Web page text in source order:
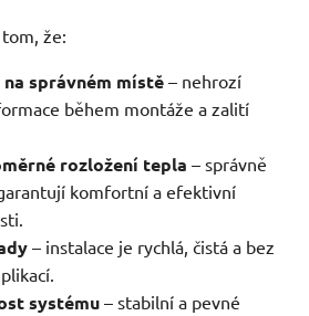
že:
správném místě – nehrozí
během montáže a zalití
rozložení tepla – správně
komfortní a efektivní
– instalace je rychlá, čistá a bez
systému– stabilní a pevné